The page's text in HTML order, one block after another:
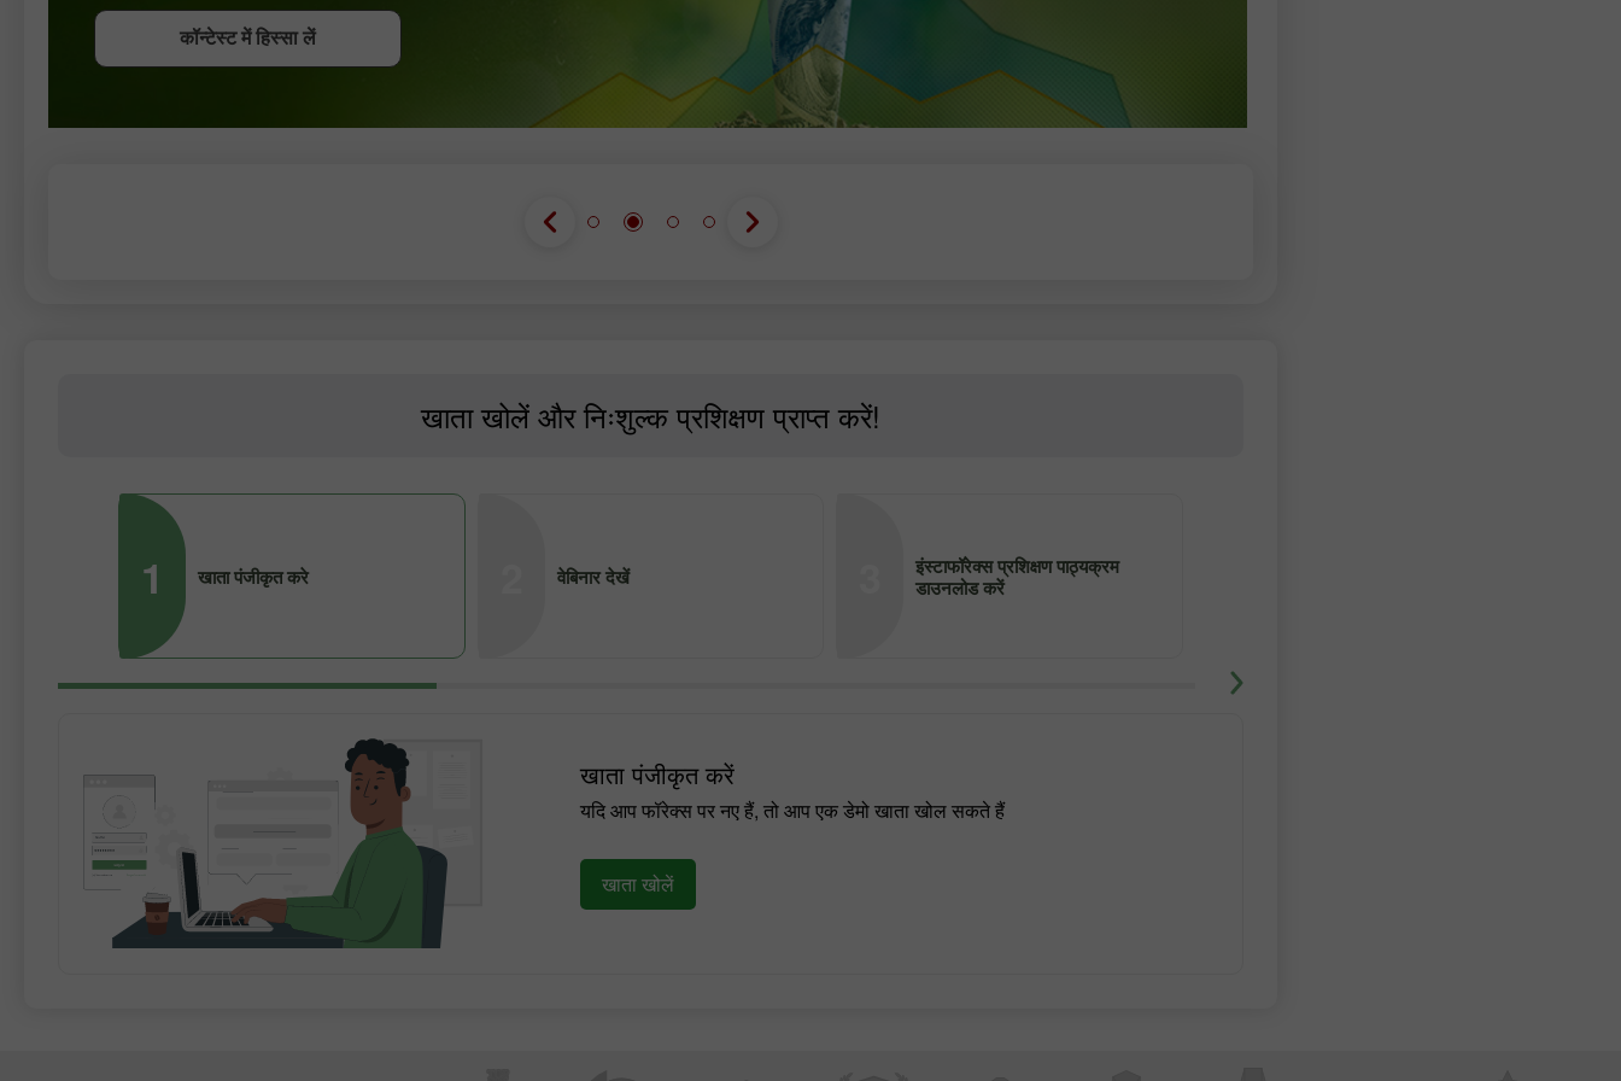
कॉन्टेस्ट में हिस्सा लें
कॉन्टेस्ट में हिस्सा लें
कॉन्टेस्ट में हिस्सा लें
खाता खोलें और निःशुल्क प्रशिक्षण प्राप्त करें!
1 खाता पंजीकृत करे वेबिनार देखें
इंस्टाफॉरेक्स प्रशिक्षण पाठ्यक्रम
डाउनलोड करें
खाता पंजीकृत करें
यदि आप फॉरेक्स पर नए हैं, तो आप एक डेमो खाता खोल सकते हैं
खाता खोलें